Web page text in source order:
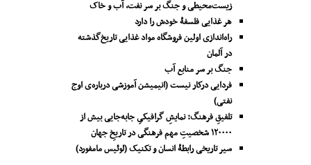
زیست‌محیطی و جنگ بر سر نفت، آب و خاک
هر غذایی فلسفۀ خودش را دارد
راه‌اندازی اولین فروشگاه مواد غذایی تاریخ‌گذشته
در آلمان
جنگ بر سر منابع آب
فردایی درکار نیست (انیمیشن آموزشی درباره‌ی اوج
نفتی)
تلفیقِ فرهنگ: نمایشِ گرافیکیِ جا‌به‌جایی بیش از
۱۲۰۰۰۰ شخصیتِ مهم فرهنگی در تاریخِ جهان
سیر تاریخی رابطۀ انسان و تکنیک (لوئیس مامفورد)